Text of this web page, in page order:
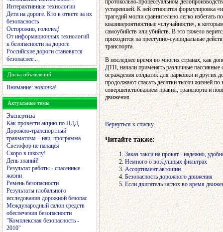
Интерактивные технологии
Дети на дороге. Кто в ответе за их
безопасность
Осторожно, гололед!
От информационных технологий
к безопасности на дороге
Российские дороги становятся
безопаснее...
Доска объявлений
Внимание: новинка!
Актуальные темы
Экспертиза
Как провести акцию по ПДД
Дорожно-транспортный
травматизм – нац. программа
Светофор не панацея
Скоро в школу!
День знаний!
Результат работы - спасенные
жизни
Ремень безопасности
Результаты глобального
исследования дорожной безопас
Международный салон средств
обеспечения безопасности
"Комплексная безопасность -
2010"
протокольно-процессуальном
устаревшей. К ней относится формулировка
трагедий могли сравнительно легко избегать
квазивероятностные «случайности», к
самоубийств или убийств. В это тяжело
приходится на преступно-суицидальные
транспорта.
В последнее время во многих странах, как
ДТП, начали применять различные
ограждения солдатик для парковки и других
продолжают спасать десятки тысяч жизней
совершенствованием правил, транспорта и
движения.
Вернуться к списку
Читайте также:
Заказ такси на прокат - надежно,
Немного о воздушных фильтрах
Ассортимент автошин
Безопасность дорожного движения
Если двигатель заглох во время